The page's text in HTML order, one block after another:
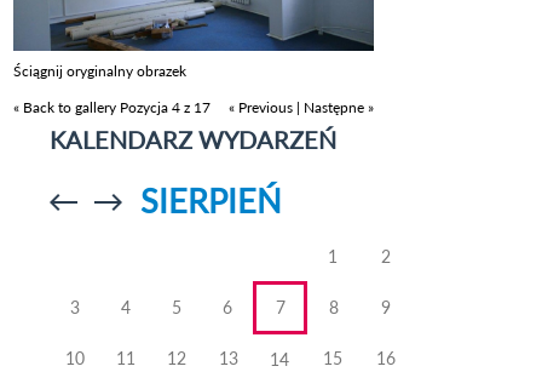
Ściągnij oryginalny obrazek
« Back to gallery Pozycja 4 z 17 « Previous | Następne »
KALENDARZ WYDARZEŃ
Przejdź doPrzejdź do
SIERPIEŃ
1 2
3 4 5 6 7 8 9
10 11 12 13 14 15 16